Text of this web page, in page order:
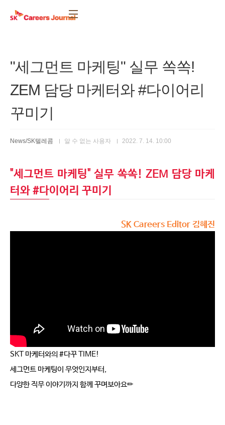
"세그먼트 마케팅" 실무 쏙쏙!
ZEM 담당 마케터와 #다이어리
꾸미기
News/SK텔레콤 알 수 없는 사용자 2022. 7. 14. 10:00
"세그먼트 마케팅" 실무 쏙쏙! ZEM 담당 마케
터와 #다이어리 꾸미기
SK Careers Editor 김혜진
SKT 마케터와의 #다꾸 TIME!
세그먼트 마케팅이 무엇인지부터,
다양한 직무 이야기까지 함께 꾸며보아요✏